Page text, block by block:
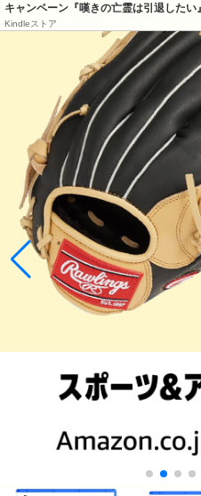
キャンペーン『嘆きの亡霊は引退したい
Kindleストア